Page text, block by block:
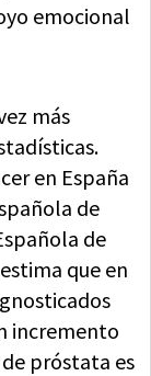
emocional
más
en España
de
de
que en
incremento
próstata es